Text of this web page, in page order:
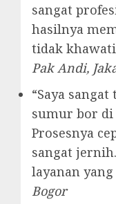
sangat
hasilnya
tidak
Pak Andi,
“Saya
sumur bor di
Prosesnya
sangat
layanan
Bogor